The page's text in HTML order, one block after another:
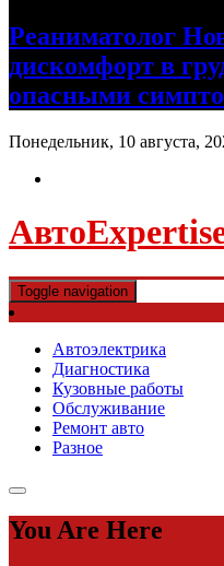
Реаниматолог
дискомфорт в
опасными
Понедельник, 10 августа,
Toggle navigation
Автоэлектрика
Диагностика
Кузовные работы
Обслуживание
Ремонт авто
Разное
You Are Here